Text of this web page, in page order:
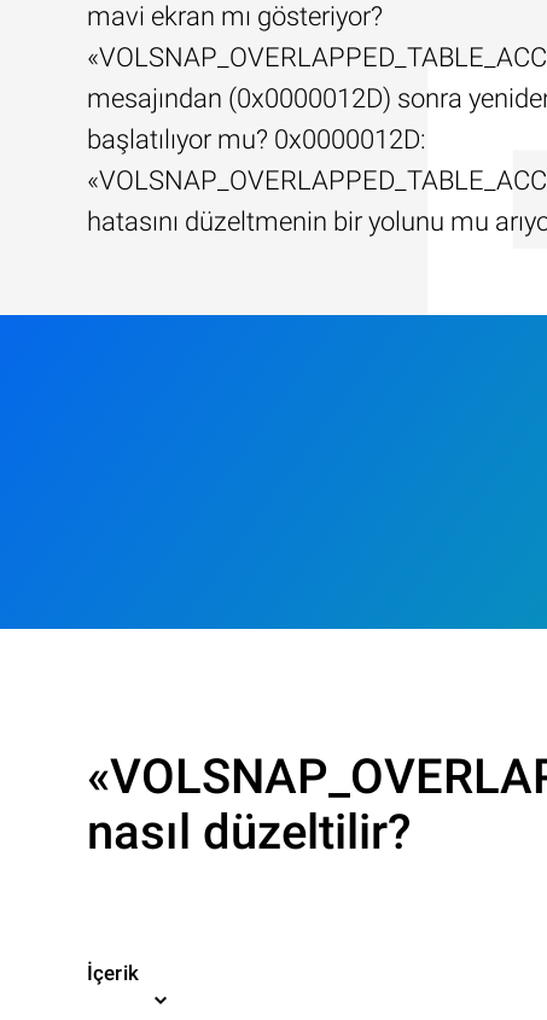
mavi ekran mı gösteriyor?
mesajından (0x0000012D) sonra
başlatılıyor mu? 0x0000012D:
hatasını düzeltmenin bir yolunu mu
nasıl düzeltilir?
İçerik